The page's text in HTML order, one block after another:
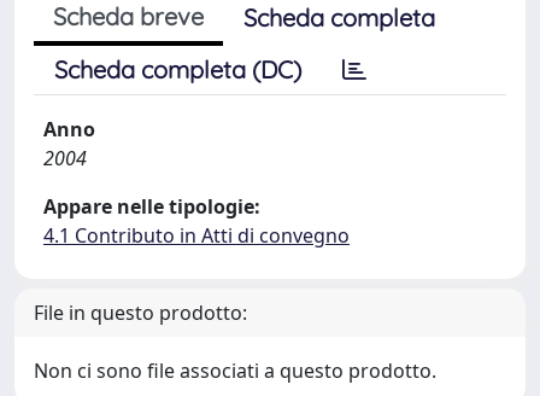
Scheda breve
Scheda completa
Scheda completa (DC)
Anno
2004
Appare nelle tipologie:
4.1 Contributo in Atti di convegno
File in questo prodotto:
Non ci sono file associati a questo prodotto.